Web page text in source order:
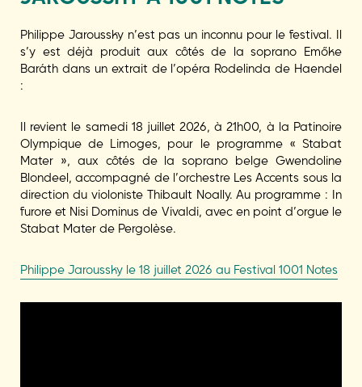
Philippe Jaroussky n’est pas un inconnu pour le festival. Il
s’y est déjà produit aux côtés de la soprano Emőke
Baráth dans un extrait de l’opéra Rodelinda de Haendel
:
Il revient le samedi 18 juillet 2026, à 21h00, à la Patinoire
Olympique de Limoges, pour le programme « Stabat
Mater », aux côtés de la soprano belge Gwendoline
Blondeel, accompagné de l’orchestre Les Accents sous la
direction du violoniste Thibault Noally. Au programme : In
furore et Nisi Dominus de Vivaldi, avec en point d’orgue le
Stabat Mater de Pergolèse.
Philippe Jaroussky le 18 juillet 2026 au Festival 1001 Notes